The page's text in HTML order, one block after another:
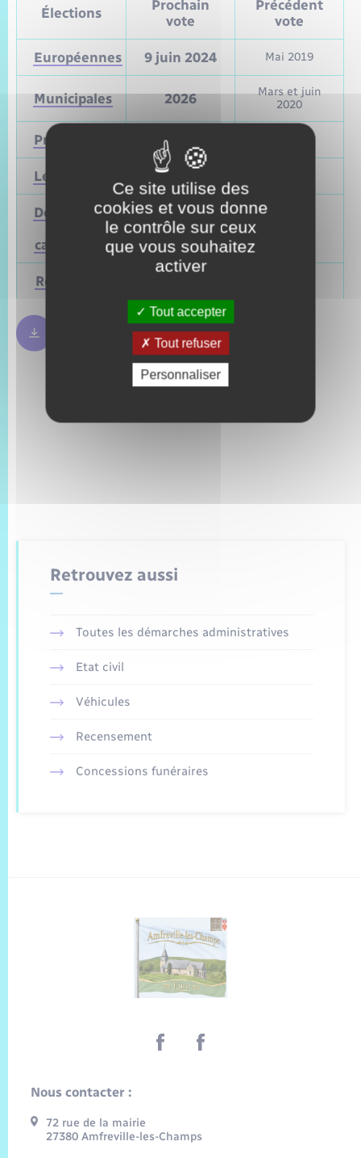
Élections
Prochain
vote
Précédent
vote
Européennes 9 juin 2024 Mai 2019
Municipales 2026
Mars et juin
2020
Présidentielle 2027 Avril 2022
Législatives 2027
Départementales
cantonales)
Mars 2028
Régionales
Règles bulletin de vote 250.09 Ko
Retrouvez aussi
Toutes les démarches administratives
Etat civil
Véhicules
Recensement
Concessions funéraires
Nous contacter :
72 rue de la mairie
27380 Amfreville-les-Champs
Ce site utilise des
cookies et vous donne
le contrôle sur ceux
que vous souhaitez
activer
Tout accepter
Tout refuser
Personnaliser